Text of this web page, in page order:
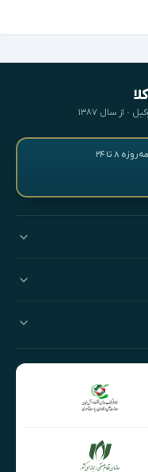
· از سال ۱۳۸۷
۸ تا ۲۴